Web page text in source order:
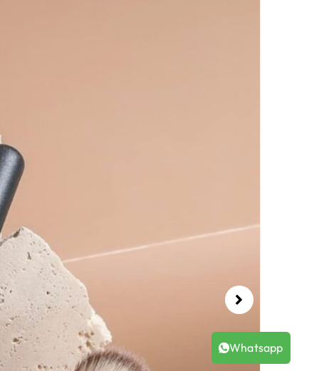
Whatsapp